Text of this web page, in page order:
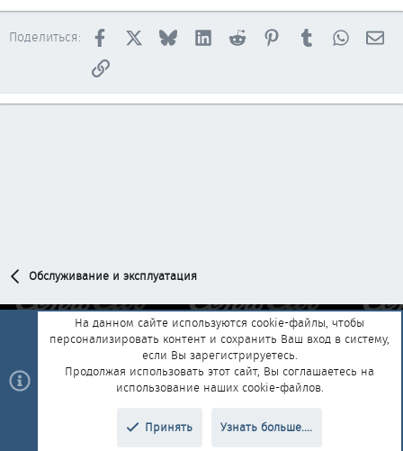
Поделиться: Facebook BlueskyLinkedInReddit PinterestTumblr
Ссылка
Обслуживание и эксплуатация
Обратная связь
Условия и правила
Политика конфиденциальности
Помощь Главная
R
add-ons by ThemeHouse Перевод от Jumuro®
На данном сайте используются cookie-файлы, чтобы
персонализировать контент и сохранить Ваш вход в систему,
если Вы зарегистрируетесь.
Продолжая использовать этот сайт, Вы соглашаетесь на
использование наших cookie-файлов.
Принять Узнать больше....